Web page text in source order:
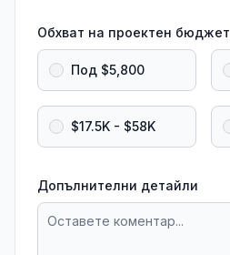
Обхват на проектен бюджет
Под $5,800
$17.5K - $58K
Допълнителни детайли